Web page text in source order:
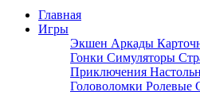
Главная
Игры
Экшен Аркады
Гонки Симуляторы
Приключения
Головоломки Ролевые